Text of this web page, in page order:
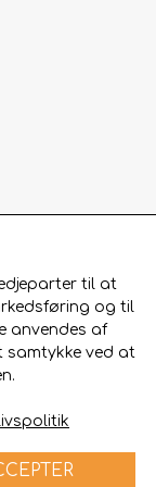
til at
og til
anvendes af
samtykke ved at